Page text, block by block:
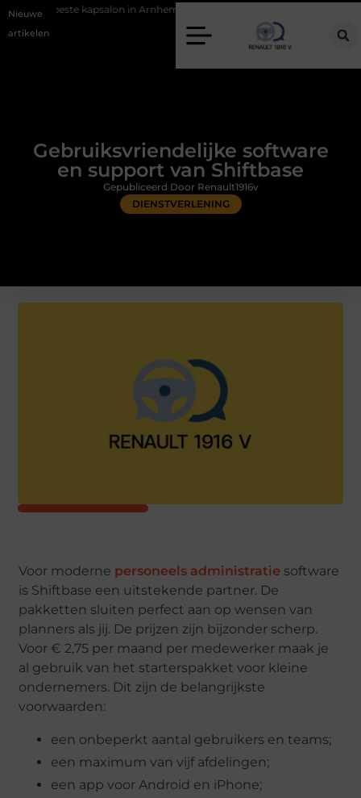
Nieuwe
artikelen
kapsalon in Arnhem: meer dan alleen een knipbeurt
Gebruiksvriendelijke software
en support van Shiftbase
DIENSTVERLENING
Gepubliceerd Door Renault1916v
Voor moderne personeels administratie software
is Shiftbase een uitstekende partner. De
pakketten sluiten perfect aan op wensen van
planners als jij. De prijzen zijn bijzonder scherp.
Voor € 2,75 per maand per medewerker maak je
al gebruik van het starterspakket voor kleine
ondernemers. Dit zijn de belangrijkste
voorwaarden:
een onbeperkt aantal gebruikers en teams;
een maximum van vijf afdelingen;
een app voor Android en iPhone;